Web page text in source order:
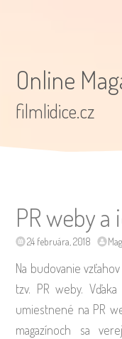
Online
filmlidice.cz
PR weby a
24 februára, 2018
Na budovanie
tzv. PR weby.
umiestnené na PR
magazínoch sa